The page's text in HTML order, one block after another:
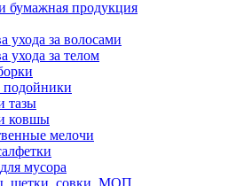
бумажная продукция
ухода за волосами
ухода за телом
подойники
тазы
ковшы
мелочи
мусора
щетки, совки, МОП